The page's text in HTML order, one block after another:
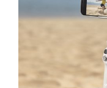
La foto del
Guide